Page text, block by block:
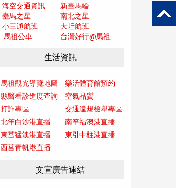
海空交通資訊
新臺馬輪
臺馬之星
南北之星
小三通航班
大坵航班
馬祖公車
台灣好行@馬祖
生活資訊
馬祖觀光導覽地圖
樂活體育館預約
縣醫看診進度查詢
空氣品質
打詐專區
交通違規檢舉專區
北竿白沙港直播
南竿福澳港直播
東莒猛澳港直播
東引中柱港直播
西莒青帆港直播
文宣廣告連結